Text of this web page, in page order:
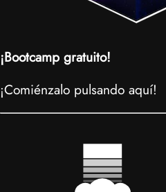
¡Bootcamp gratuito!
¡Comiénzalo pulsando aquí!